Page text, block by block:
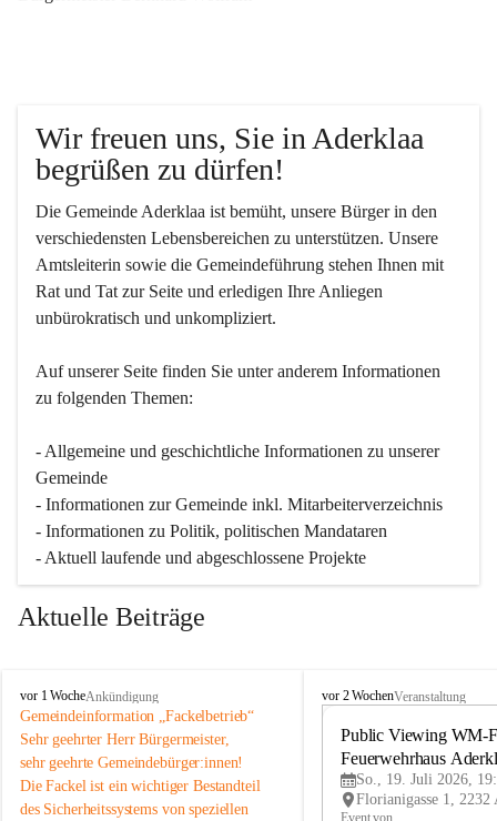
Wir freuen uns, Sie in Aderklaa
begrüßen zu dürfen!
Die Gemeinde Aderklaa ist bemüht, unsere Bürger in den
verschiedensten Lebensbereichen zu unterstützen. Unsere
Amtsleiterin sowie die Gemeindeführung stehen Ihnen mit
Rat und Tat zur Seite und erledigen Ihre Anliegen
unbürokratisch und unkompliziert.
Auf unserer Seite finden Sie un­ter an­de­rem Informationen
zu folgenden Themen:
- Allgemeine und geschichtliche Informationen zu unserer
Gemeinde
- Informationen zur Gemeinde inkl. Mitarbeiterverzeichnis
- Informationen zu Politik, politischen Mandataren
- Aktuell laufende und abgeschlossene Projekte
Aktuelle Beiträge
A
d
e
r
k
l
a
vor 1 WocheAnkündigung
Gemeindeinformation „Fackelbetrieb“
Sehr geehrter Herr Bürgermeister,
sehr geehrte Gemeindebürger:innen!
Die Fackel ist ein wichtiger Bestandteil
des Sicherheitssystems von speziellen
A
vor 2 WochenVeranstaltung
Public Viewing WM-
Feuerwehrhaus
So., 19. Juli 2026,
Event von